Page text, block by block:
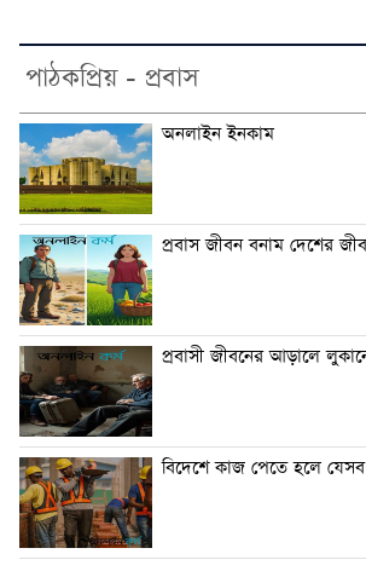
পাঠকপ্রিয় - প্রবাস
অনলাইন ইনকাম
প্রবাস জীবন বনাম দেশের
প্রবাসী জীবনের আড়ালে
বিদেশে কাজ পেতে হলে